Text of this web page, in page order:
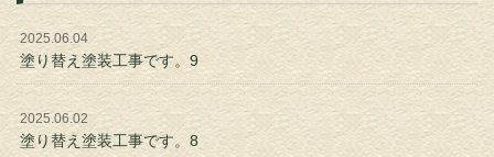
2025.06.04
塗り替え塗装工事です。9
2025.06.02
塗り替え塗装工事です。8